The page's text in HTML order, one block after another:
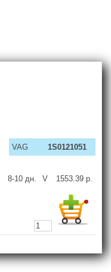
VAG
1S0121051
8-10 дн. V 1553.39 р.